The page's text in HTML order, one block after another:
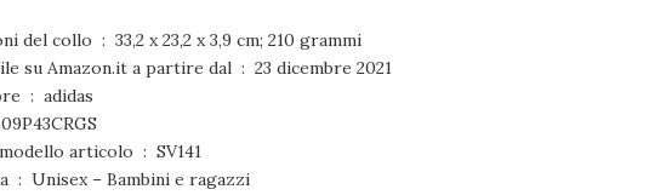
Dimensioni del collo ‏ : ‎ 33,2 x 23,2 x 3,9 cm; 210 grammi
Disponibile su Amazon.it a partire dal ‏ : ‎ 23 dicembre 2021
Produttore ‏ : ‎ adidas
: ‎ B09P43CRGS
Numero modello articolo ‏ : ‎ SV141
Categoria ‏ : ‎ Unisex – Bambini e ragazzi